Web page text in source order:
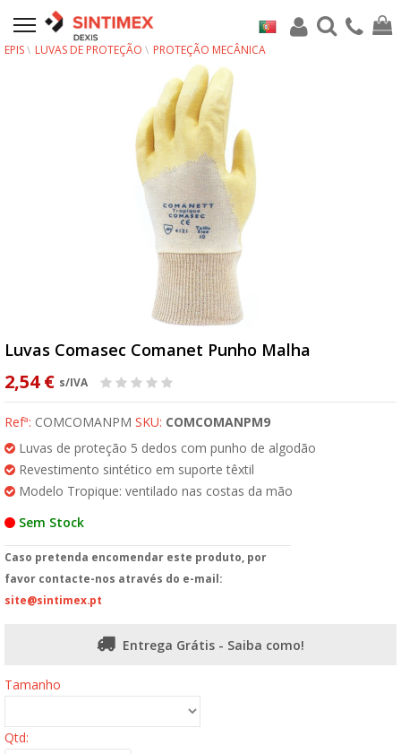
EPIS LUVAS DE PROTEÇÃO PROTEÇÃO MECÂNICA
Luvas Comasec Comanet Punho Malha
2,54 € s/IVA
Refª: COMCOMANPM SKU: COMCOMANPM9
Luvas de proteção 5 dedos com punho de algodão
Revestimento sintético em suporte têxtil
Modelo Tropique: ventilado nas costas da mão
Sem Stock
Caso pretenda encomendar este produto, por
favor contacte-nos através do e-mail:
site@sintimex.pt
Entrega Grátis - Saiba como!
Tamanho
Qtd: